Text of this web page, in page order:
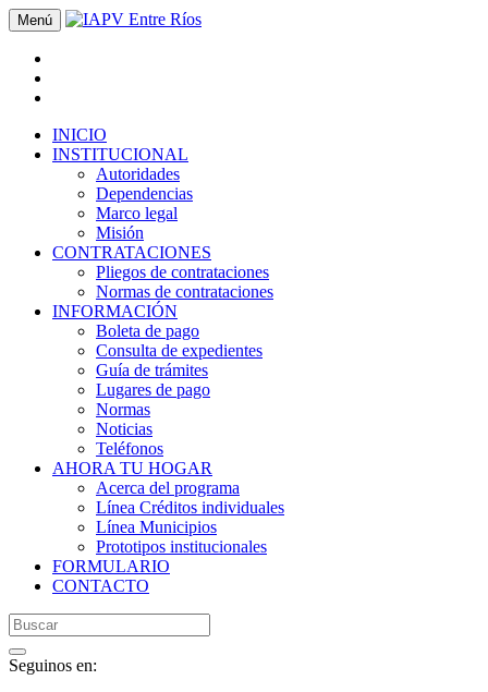
Menú
INICIO
INSTITUCIONAL
Autoridades
Dependencias
Marco legal
Misión
CONTRATACIONES
Pliegos de contrataciones
Normas de contrataciones
INFORMACIÓN
Boleta de pago
Consulta de expedientes
Guía de trámites
Lugares de pago
Normas
Noticias
Teléfonos
AHORA TU HOGAR
Acerca del programa
Línea Créditos individuales
Línea Municipios
Prototipos institucionales
FORMULARIO
CONTACTO
Seguinos en: